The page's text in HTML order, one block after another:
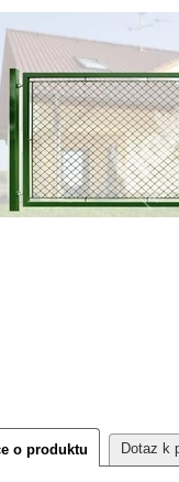
o produktu Dotaz k